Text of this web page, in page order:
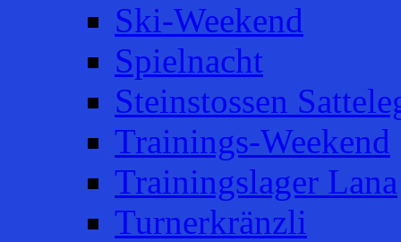
Ski-Weekend
Spielnacht
Steinstossen
Trainings-Weekend
Trainingslager Lana
Turnerkränzli